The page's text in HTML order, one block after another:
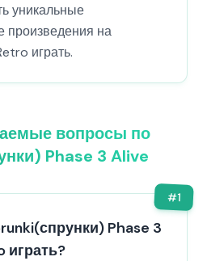
уникальные
произведения на
играть.
вопросы по
Phase 3 Alive
#1
Phase 3
играть?